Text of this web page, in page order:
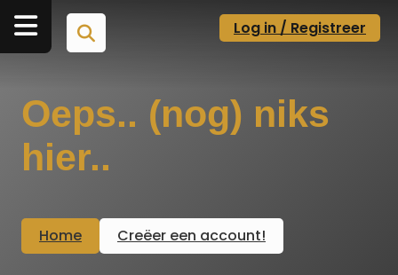
Log in / Registreer
Oeps.. (nog) niks
hier..
Home Creëer een account!